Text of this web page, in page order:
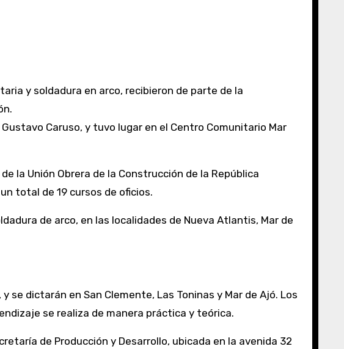
y soldadura en arco, recibieron de parte de la
la Unión Obrera de la Construcción de la República
total de 19 cursos de oficios.
de arco, en las localidades de Nueva Atlantis, Mar de
dictarán en San Clemente, Las Toninas y Mar de Ajó. Los
se realiza de manera práctica y teórica.
de Producción y Desarrollo, ubicada en la avenida 32